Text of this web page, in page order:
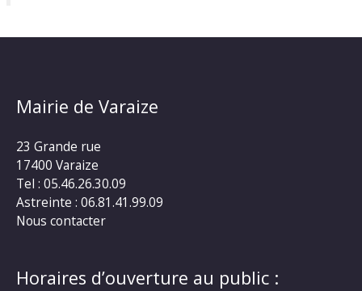
Mairie de Varaize
23 Grande rue
17400 Varaize
Tel : 05.46.26.30.09
Astreinte : 06.81.41.99.09
Nous contacter
Horaires d’ouverture au public :